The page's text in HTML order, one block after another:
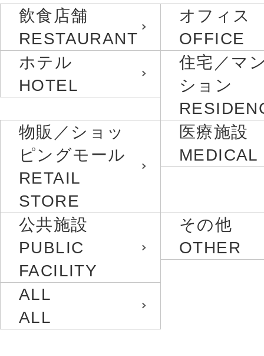
飲食店舗
RESTAURANT
オフィス
OFFICE
ホテル
HOTEL
住宅／マ
ション
物販／ショッ
ピングモール
RETAIL
STORE
医療施設
MEDICAL
公共施設
PUBLIC
FACILITY
その他
OTHER
ALL
ALL